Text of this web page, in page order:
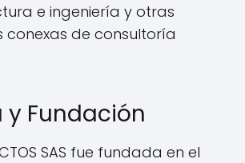
e ingeniería y otras
conexas de consultoría
y Fundación
SAS fue fundada en el